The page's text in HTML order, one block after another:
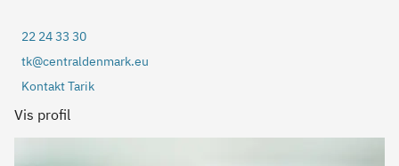
22 24 33 30
tk@centraldenmark.eu
Kontakt Tarik
Vis profil